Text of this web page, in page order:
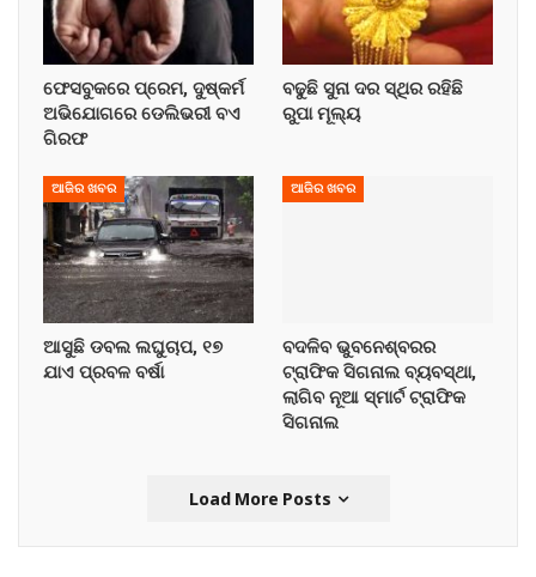
ଫେସବୁକରେ ପ୍ରେମ, ଦୁଷ୍କର୍ମ
ଅଭିଯୋଗରେ ଡେଲିଭରୀ ବଏ
ଗିରଫ
ବଢୁଛି ସୁନା ଦର ସ୍ଥିର ରହିଛି
ରୁପା ମୂଲ୍ୟ
ଆଜିର ଖବର
ଆସୁଛି ଡବଲ ଲଘୁଚାପ, ୧୭
ଯାଏ ପ୍ରବଳ ବର୍ଷା
ଆଜିର ଖବର
ବଦଳିବ ଭୁବନେଶ୍ବରର
ଟ୍ରାଫିକ ସିଗନାଲ ବ୍ୟବସ୍ଥା,
ଲାଗିବ ନୂଆ ସ୍ମାର୍ଟ ଟ୍ରାଫିକ
ସିଗନାଲ
Load More Posts